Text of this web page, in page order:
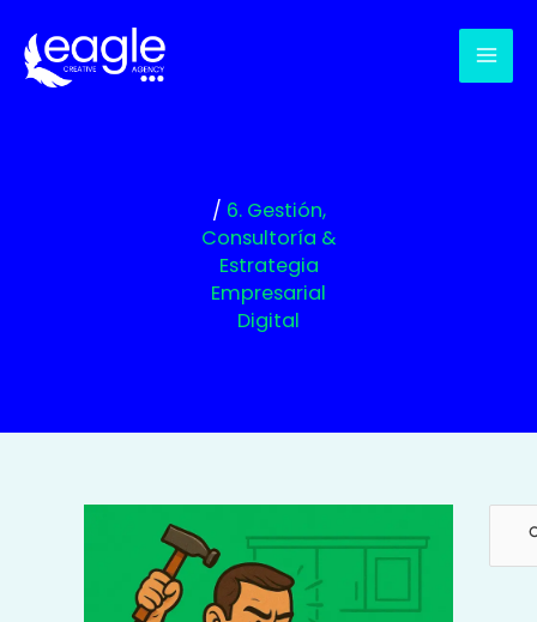
contenido
/ 6. Gestión,
Consultoría &
Estrategia
Empresarial
Digital
por: